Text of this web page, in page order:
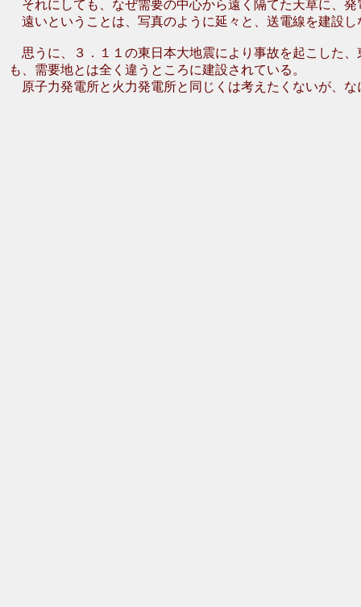
それにしても、なぜ需要の中心から遠く隔てた天草に、
遠いということは、写真のように延々と、送電線を建設
思うに、３．１１の東日本大地震により事故を起こした
も、需要地とは全く違うところに建設されている。
原子力発電所と火力発電所と同じくは考えたくないが、